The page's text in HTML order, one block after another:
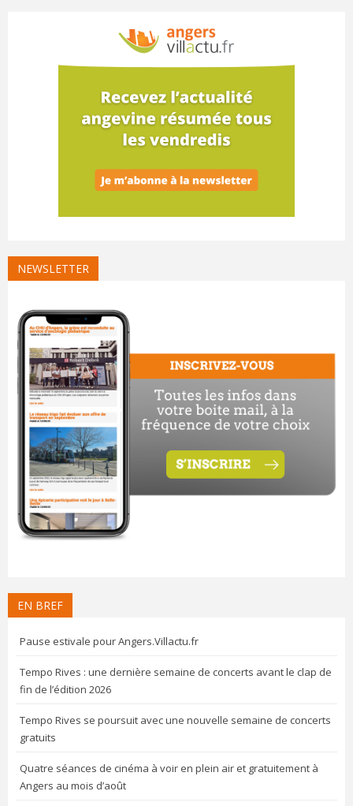
NEWSLETTER
EN BREF
Pause estivale pour Angers.Villactu.fr
Tempo Rives : une dernière semaine de concerts avant le clap de
fin de l’édition 2026
Tempo Rives se poursuit avec une nouvelle semaine de concerts
gratuits
Quatre séances de cinéma à voir en plein air et gratuitement à
Angers au mois d’août